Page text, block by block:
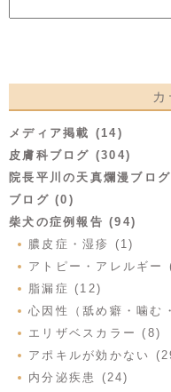
メディア掲載 (14)
皮膚科ブログ (304)
院長平川の天真爛漫ブロ
ブログ (0)
柴犬の症例報告 (94)
膿皮症・湿疹 (1)
アトピー・アレルギー
脂漏症 (12)
心因性（舐め癖・噛む
エリザベスカラー (8)
アポキルが効かない
内分泌疾患 (24)